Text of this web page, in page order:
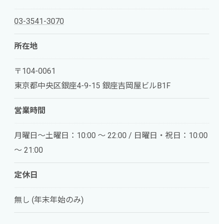
03-3541-3070
所在地
〒104-0061
東京都中央区銀座4-9-15 銀座吉岡屋ビルB1F
営業時間
月曜日～土曜日：10:00 ～ 22:00 / 日曜日・祝日：10:00
～ 21:00
定休日
無し (年末年始のみ)